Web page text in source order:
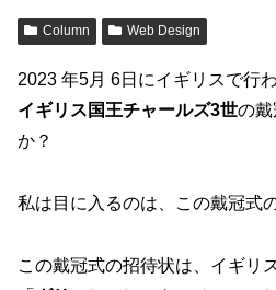
Column Web Design
2023 年5月 6日にイギリスで行
イギリス国王チャールズ3世の戴
か？
私は目に入るのは、この戴冠式
この戴冠式の招待状は、イギリ